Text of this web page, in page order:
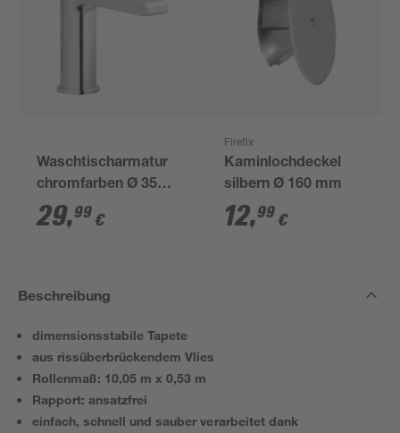
Waschtischarmatur
chromfarben Ø 35
mm
29,99 €
Firefix
Kaminlochdeckel
silbern Ø 160 mm
12,99 €
Beschreibung
dimensionsstabile Tapete
aus rissüberbrückendem Vlies
Rollenmaß: 10,05 m x 0,53 m
Rapport: ansatzfrei
einfach, schnell und sauber verarbeitet dank